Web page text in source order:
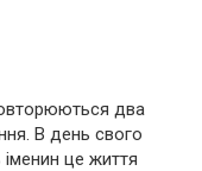
два
В день свого
це життя